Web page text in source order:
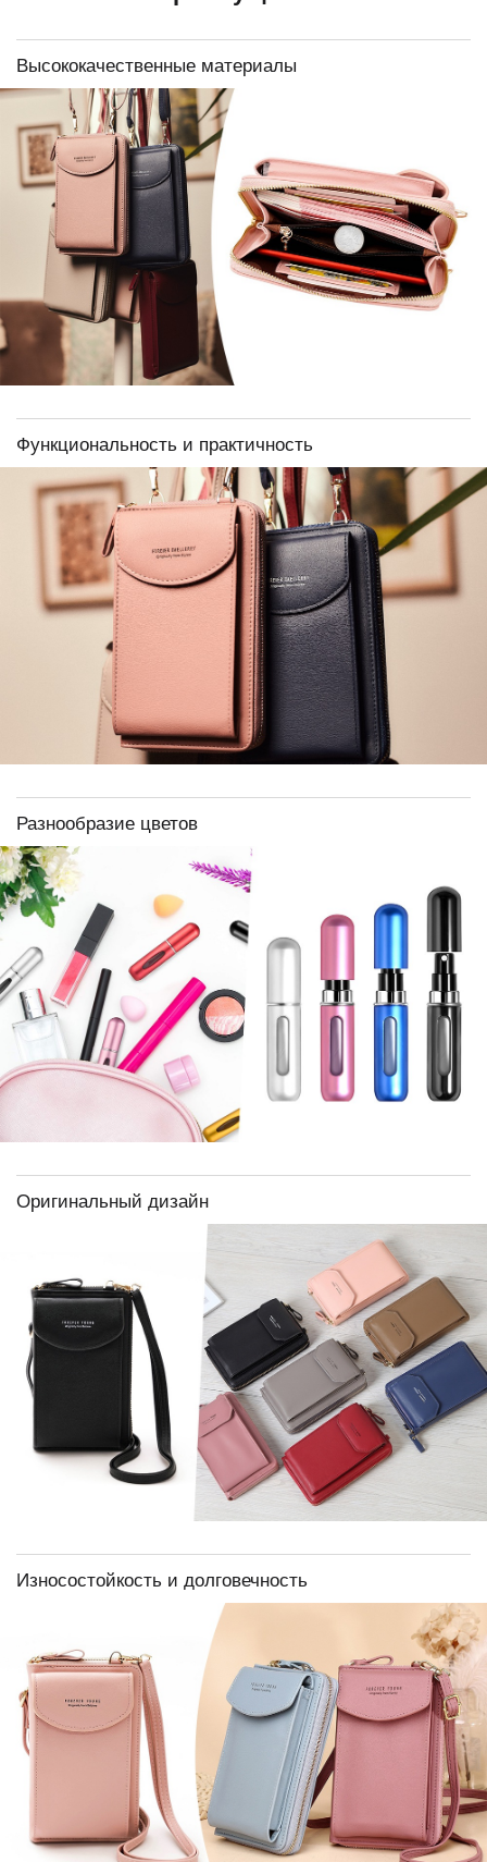
Высококачественные материалы
Функциональность и практичность
Разнообразие цветов
Оригинальный дизайн
Износостойкость и долговечность